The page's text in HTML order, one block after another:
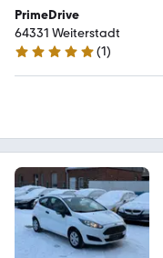
PrimeDrive
64331 Weiterstadt
5 Sterne
(1)